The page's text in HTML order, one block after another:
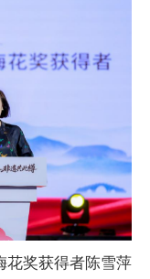
花奖获得者陈雪萍